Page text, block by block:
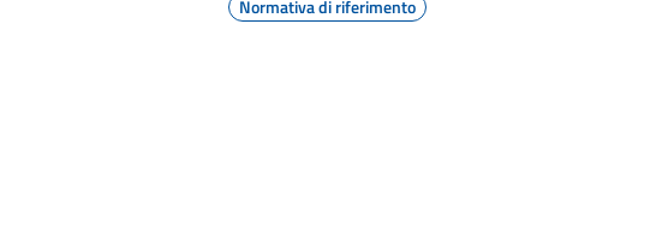
Normativa di riferimento